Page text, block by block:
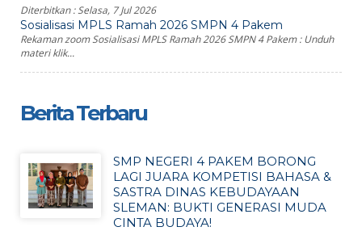
Diterbitkan :Selasa, 7 Jul 2026
Sosialisasi MPLS Ramah 2026 SMPN 4 Pakem
Rekaman zoom Sosialisasi MPLS Ramah 2026 SMPN 4 Pakem : Unduh
materi klik...
Berita Terbaru
SMP NEGERI 4 PAKEM BORONG
LAGI JUARA KOMPETISI BAHASA &
SASTRA DINAS KEBUDAYAAN
SLEMAN: BUKTI GENERASI MUDA
CINTA BUDAYA!